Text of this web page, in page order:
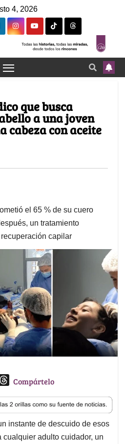
4, 2026
que busca
a una joven
cabeza con aceite
el 65 % de su cuero
un tratamiento
capilar
T
r
e
a
d
Compártelo
instante de descuido de esos
adulto cuidador, un